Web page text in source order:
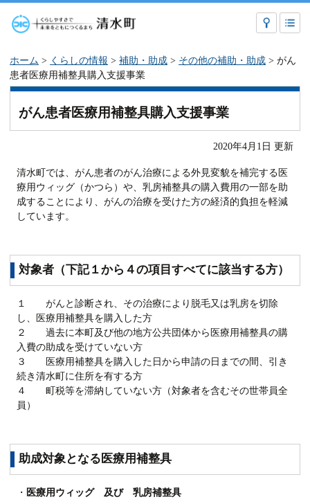
ホーム > くらしの情報 > 補助・助成 > その他の補助・助成 > がん
患者医療用補整具購入支援事業
がん患者医療用補整具購入支援事業
2020年4月1日 更新
清水町では、がん患者のがん治療による外見変貌を補完する医
療用ウィッグ（かつら）や、乳房補整具の購入費用の一部を助
成することにより、がんの治療を受けた方の経済的負担を軽減
しています。
対象者（下記１から４の項目すべてに該当する方）
１ がんと診断され、その治療により脱毛又は乳房を切除
し、医療用補整具を購入した方
２ 過去に本町及び他の地方公共団体から医療用補整具の購
入費の助成を受けていない方
３ 医療用補整具を購入した日から申請の日までの間、引き
続き清水町に住所を有する方
４ 町税等を滞納していない方（対象者を含むその世帯員全
員）
助成対象となる医療用補整具
・ 医療用ウィッグ 及び 乳房補整具